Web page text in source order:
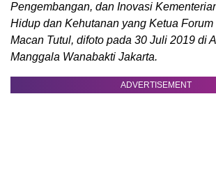
Pengembangan, dan Inovasi
Hidup dan Kehutanan yang Ketua
Macan Tutul, difoto pada 30 Juli 2019 di
Manggala Wanabakti Jakarta.
ADVERTISEMENT